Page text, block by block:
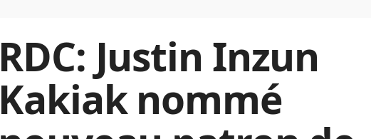
RDC: Justin Inzun
Kakiak nommé